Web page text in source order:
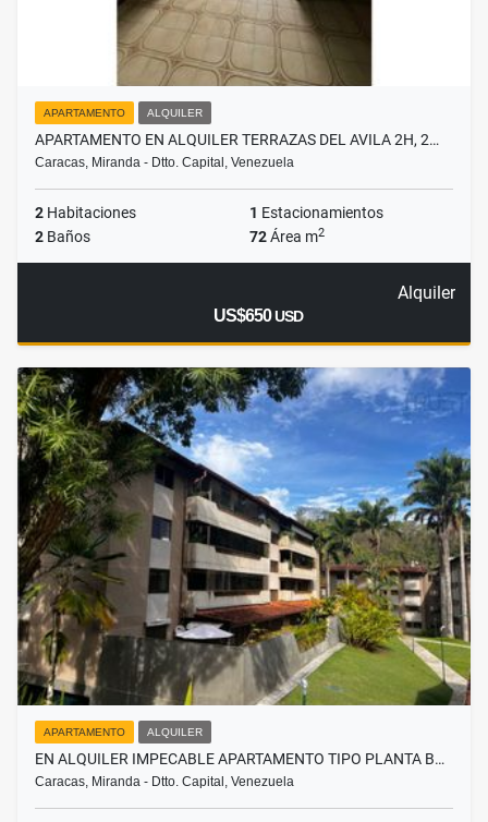
APARTAMENTO ALQUILER
APARTAMENTO EN ALQUILER TERRAZAS DEL AVILA 2H, 2…
Caracas, Miranda - Dtto. Capital, Venezuela
2 Habitaciones 1 Estacionamientos
2 Baños 72Área m2
Alquiler
US$650USD
APARTAMENTO ALQUILER
EN ALQUILER IMPECABLE APARTAMENTO TIPO PLANTA B…
Caracas, Miranda - Dtto. Capital, Venezuela